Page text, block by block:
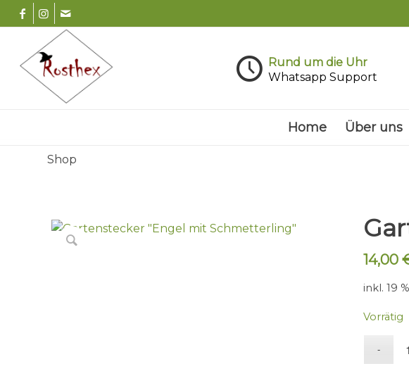
Rund um die Uhr
Whatsapp Support
Home Über uns
Shop
14,00
inkl. 19
Vorrätig